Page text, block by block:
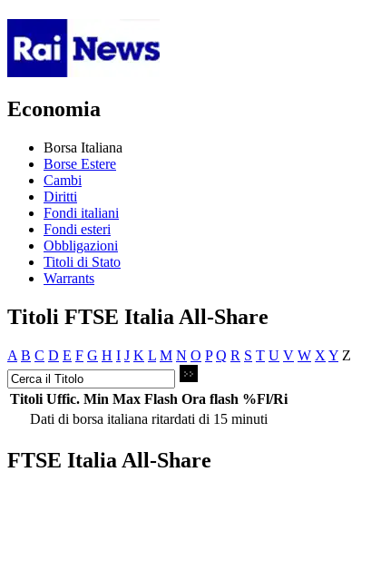
Economia
Borsa Italiana
Borse Estere
Cambi
Diritti
Fondi italiani
Fondi esteri
Obbligazioni
Titoli di Stato
Warrants
Titoli FTSE Italia All-Share
A B C D E F G H I J K L M N O P Q R S T U V W X Y Z
Titoli Uffic. Min Max Flash Ora flash %Fl/Ri
Dati di borsa italiana ritardati di 15 minuti
FTSE Italia All-Share